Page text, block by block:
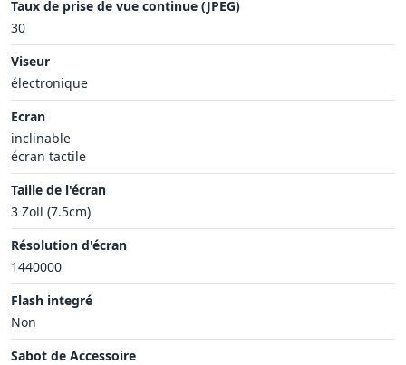
Taux de prise de vue continue (JPEG)
30
Viseur
électronique
Ecran
inclinable
écran tactile
Taille de l'écran
3 Zoll (7.5cm)
Résolution d'écran
1440000
Flash integré
Non
Sabot de Accessoire